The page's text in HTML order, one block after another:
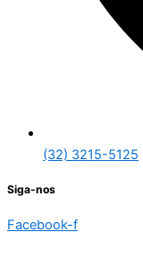
(32) 3215-5125
Siga-nos
Facebook-f